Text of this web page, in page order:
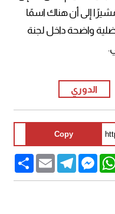
مشيرًا إلى أن هناك اسمًا
واضحة داخل لجنة
الدوري
Copy
Share Email
TelegramMessenger